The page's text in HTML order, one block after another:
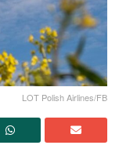
LOT Polish Airlines/FB